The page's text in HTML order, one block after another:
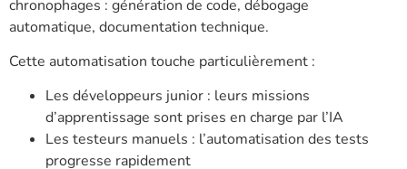
chronophages : génération de code, débogage
automatique, documentation technique.
Cette automatisation touche particulièrement :
Les développeurs junior : leurs missions
d’apprentissage sont prises en charge par l’IA
Les testeurs manuels : l’automatisation des tests
progresse rapidement